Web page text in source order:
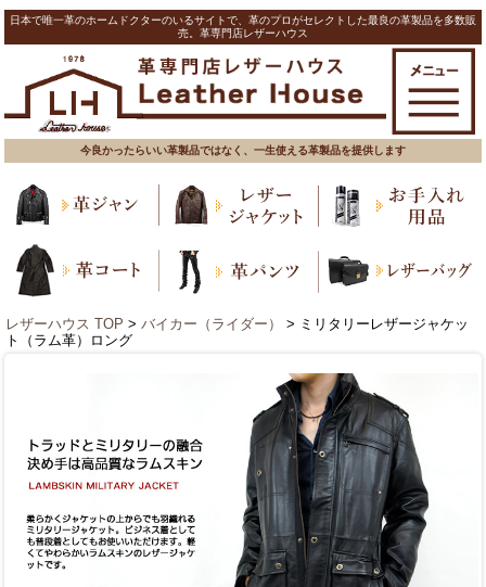
日本で唯一革のホームドクターのいるサイトで、革のプロがセレクトした最良の革製品を多数販
売。革専門店レザーハウス
今良かったらいい革製品ではなく、一生使える革製品を提供します
レザーハウス TOP > バイカー（ライダー）
> ミリタリーレザージャケッ
ト（ラム革）ロング